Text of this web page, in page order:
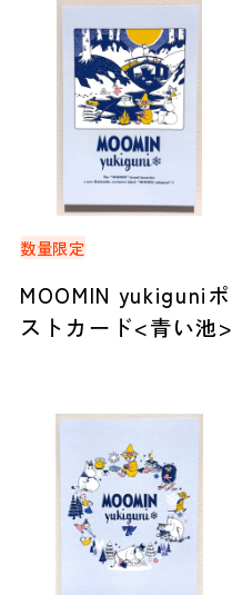
数量限定
MOOMIN yukiguniポ
ストカード<青い池>